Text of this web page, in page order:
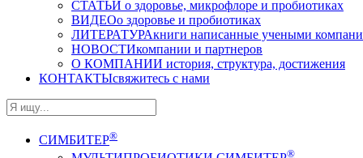
СТАТЬИ о здоровье, микрофлоре и пробиотиках
ВИДЕОо здоровье и пробиотиках
ЛИТЕРАТУРАкниги написанные учеными
НОВОСТИкомпании и партнеров
О КОМПАНИИ история, структура, достижения
КОНТАКТЫсвяжитесь с нами
СИМБИТЕР®
®